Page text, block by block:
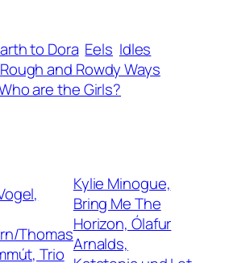
to Dora Eels Idles
Rough and Rowdy Ways
are the Girls?
Thomas
Trio
Kylie Minogue,
Bring Me The
Horizon, Ólafur
Arnalds,